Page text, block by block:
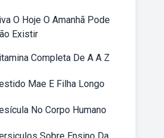
O Hoje O Amanhã Pode
Existir
Completa De A A Z
Mae E Filha Longo
No Corpo Humano